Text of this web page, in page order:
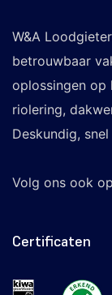
W&A
betrouwbaar
oplossingen op
riolering,
Deskundig,
Volg ons ook op
Certificaten